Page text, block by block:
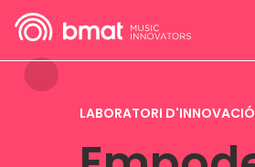
LABORATORI D'INNOVACIÓ